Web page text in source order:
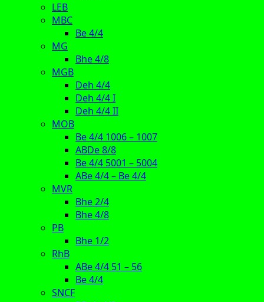
LEB
MBC
Be 4/4
MG
Bhe 4/8
MGB
Deh 4/4
Deh 4/4 I
Deh 4/4 II
MOB
Be 4/4 1006 – 1007
ABDe 8/8
Be 4/4 5001 – 5004
ABe 4/4 – Be 4/4
MVR
Bhe 2/4
Bhe 4/8
PB
Bhe 1/2
RhB
ABe 4/4 51 – 56
Be 4/4
SNCF